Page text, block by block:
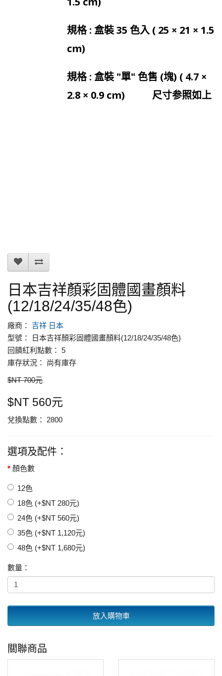
規格 : 盒裝 35 色入 ( 25 × 21 × 1.5
cm)
規格 : 盒裝 "單" 色售 (塊) ( 4.7 ×
2.8 × 0.9 cm) 尺寸参照如上
日本吉祥顏彩固體國畫顏料
(12/18/24/35/48色)
廠商： 吉祥 日本
型號： 日本吉祥顏彩固體國畫顏料(12/18/24/35/48色)
回饋紅利點數： 5
庫存狀況： 尚有庫存
$NT 700元
$NT 560元
兌換點數： 2800
選項及配件：
顏色數
12色
18色 (+$NT 280元)
24色 (+$NT 560元)
35色 (+$NT 1,120元)
48色 (+$NT 1,680元)
數量：
放入購物車
關聯商品